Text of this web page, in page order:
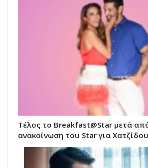
Τέλος το Breakfast@Star μετά
ανακοίνωση του Star για